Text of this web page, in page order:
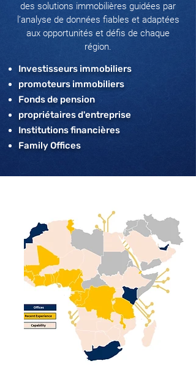
des solutions immobilières guidées par
l’analyse de données fiables et adaptées
aux opportunités et défis de chaque
région.
Investisseurs immobiliers
promoteurs immobiliers
Fonds de pension
propriétaires d'entreprise
Institutions financières
Family Offices